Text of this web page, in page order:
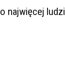
najwięcej ludzi